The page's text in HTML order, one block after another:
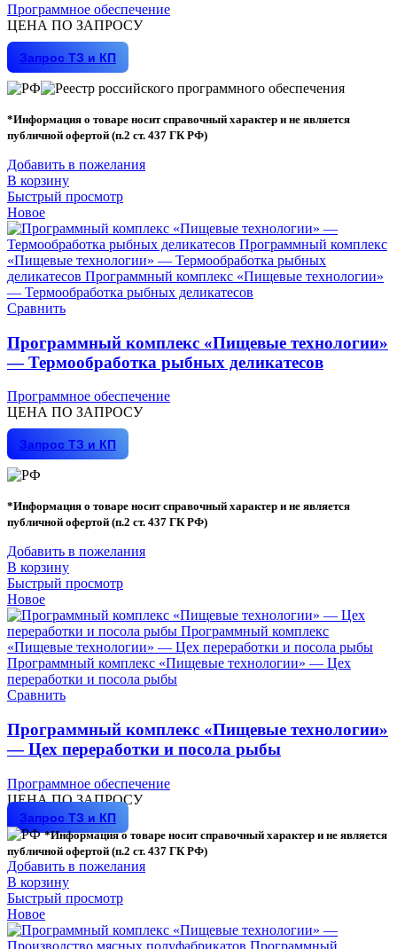
Программное обеспечение
ЦЕНА ПО ЗАПРОСУ
Запрос ТЗ и КП
*Информация о товаре носит справочный характер и не является
публичной офертой (п.2 ст. 437 ГК РФ)
Добавить в пожелания
В корзину
Быстрый просмотр
Новое
Сравнить
Программный комплекс «Пищевые технологии»
— Термообработка рыбных деликатесов
Программное обеспечение
ЦЕНА ПО ЗАПРОСУ
Запрос ТЗ и КП
*Информация о товаре носит справочный характер и не является
публичной офертой (п.2 ст. 437 ГК РФ)
Добавить в пожелания
В корзину
Быстрый просмотр
Новое
Сравнить
Программный комплекс «Пищевые технологии»
— Цех переработки и посола рыбы
Программное обеспечение
ЦЕНА ПО ЗАПРОСУ
Запрос ТЗ и КП
*Информация о товаре носит справочный характер и не является
публичной офертой (п.2 ст. 437 ГК РФ)
Добавить в пожелания
В корзину
Быстрый просмотр
Новое